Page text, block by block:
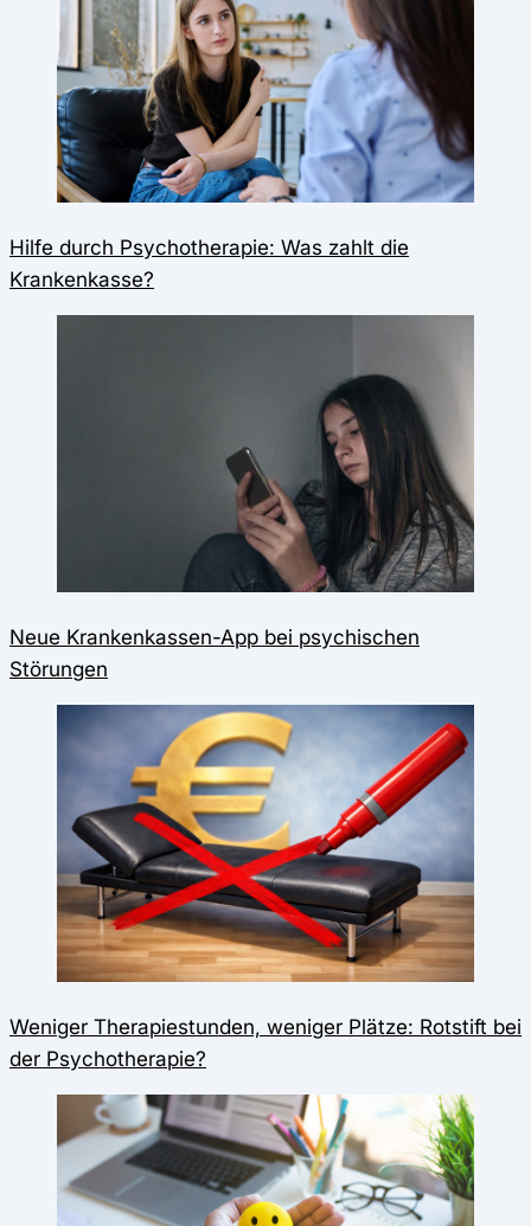
Hilfe durch Psychotherapie: Was zahlt die
Krankenkasse?
Neue Krankenkassen-App bei psychischen
Störungen
Weniger Therapiestunden, weniger Plätze: Rotstift bei
der Psychotherapie?